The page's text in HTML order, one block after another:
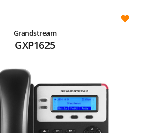
Grandstream
GXP1625